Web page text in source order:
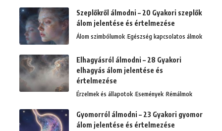
Szeplőkről álmodni – 20 Gyakori szeplők
álom jelentése és értelmezése
Álom szimbólumok Egészség kapcsolatos álmok
Elhagyásról álmodni – 28 Gyakori
elhagyás álom jelentése és
értelmezése
Érzelmek és állapotok Események Rémálmok
Gyomorról álmodni – 23 Gyakori gyomor
álom jelentése és értelmezése